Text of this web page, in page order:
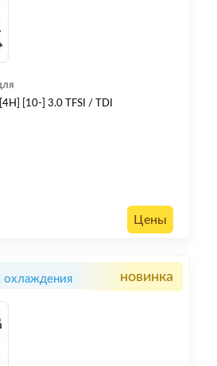
[10-] 3.0 TFSI / TDI
Цены
охлаждения новинка